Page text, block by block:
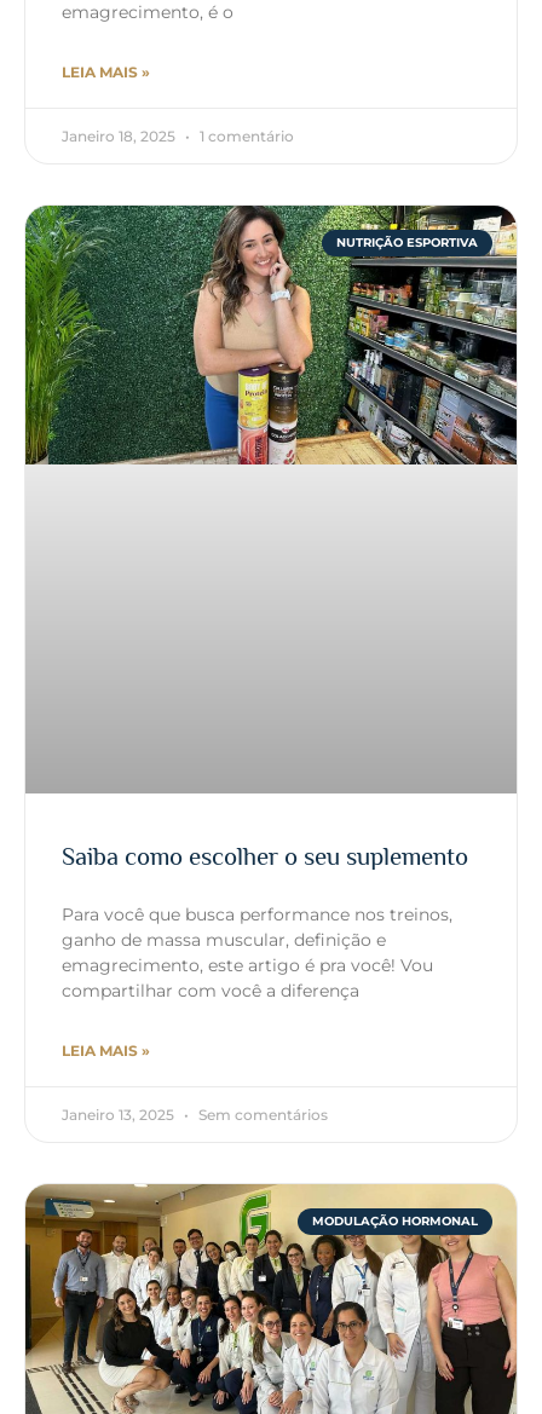
emagrecimento, é o
LEIA MAIS »
Janeiro 18, 2025 1 comentário
NUTRIÇÃO ESPORTIVA
Saiba como escolher o seu suplemento
Para você que busca performance nos treinos,
ganho de massa muscular, definição e
emagrecimento, este artigo é pra você! Vou
compartilhar com você a diferença
LEIA MAIS »
Janeiro 13, 2025 Sem comentários
MODULAÇÃO HORMONAL